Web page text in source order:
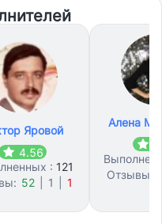
Яровой
4.56
: 121
52 1 1
Алена
Отзывы: